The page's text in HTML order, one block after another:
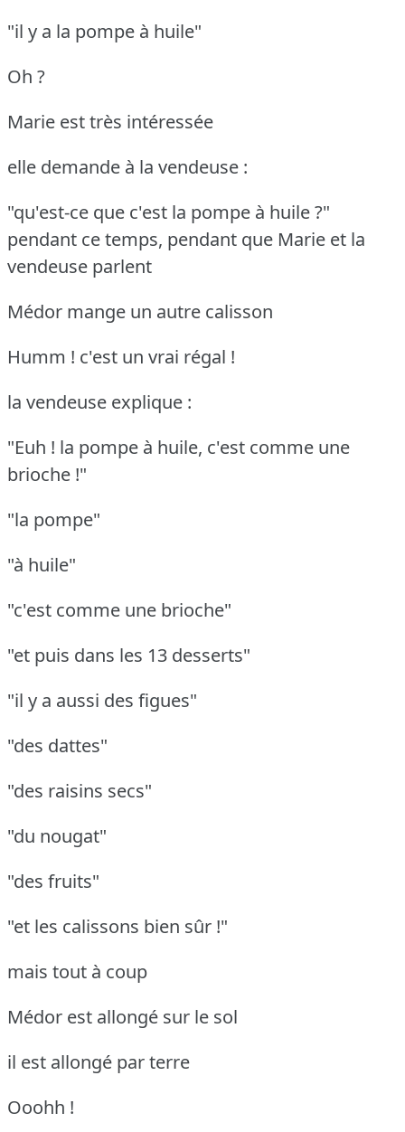
"il y a la pompe à huile"
Oh ?
Marie est très intéressée
elle demande à la vendeuse :
"qu'est-ce que c'est la pompe à huile ?"
pendant ce temps, pendant que Marie et la
vendeuse parlent
Médor mange un autre calisson
Humm ! c'est un vrai régal !
la vendeuse explique :
"Euh ! la pompe à huile, c'est comme une
brioche !"
"la pompe"
"à huile"
"c'est comme une brioche"
"et puis dans les 13 desserts"
"il y a aussi des figues"
"des dattes"
"des raisins secs"
"du nougat"
"des fruits"
"et les calissons bien sûr !"
mais tout à coup
Médor est allongé sur le sol
il est allongé par terre
Ooohh !